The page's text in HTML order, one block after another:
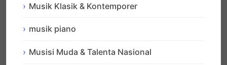
Musik Klasik & Kontemporer
musik piano
Musisi Muda & Talenta Nasional